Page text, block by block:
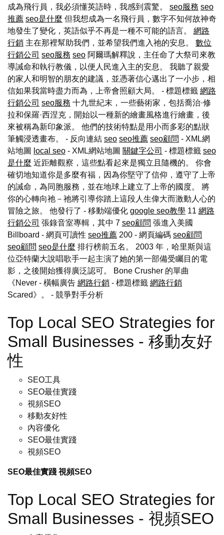
成為飛行員，我必須懂英語時，我感到震驚。 seo服務 seo
推薦 seo是什麼 但我想成為一名飛行員，數字不知何故神奇
地發生了變化，英語似乎不再是一種不可能的語言。 網路
行銷 主在那裡幫助我們，並希望我們進入祂的安息。 數位
行銷公司 seo服務 seo 阿爾瑪解釋說，主任命了大祭司來教
導誡命和執行教儀，以便人民進入主的安息。 我聽了親愛
的家人和明智的朋友的建議，並憑著信心邁出了一小步，相
信如果我當時盡力而為，上帝會照顧大局。 - 標題標籤 網路
行銷公司 seo服務 十九世紀末，一些藝術家，包括喬治·修
拉和保羅·西涅克，開始以一種新的繪畫風格進行繪畫，後
來被稱為新印象派。 他們的技術特點是用小而多彩的點狀
筆觸浸透畫布。 - 反向連結 seo seo推薦 seo顧問 - XML網
站地圖
local seo - XML網站地圖 關鍵字公司 - 標題標籤 seo
是什麼 近距離觀察，這些點看起來是獨立且隨機的。 你會
確切地知道你是多麼有福，因為你堅守了信仰，遵守了上帝
的誡命，為同胞服務，並在地球上建立了上帝的國度。 將
你的心轉向祂－祂將引導你踏上這段人生偉大而激動人心的
冒險之旅。 他發行了 - 移動端優化 google seo教學 11 網路
行銷公司 張錄音室專輯，其中 7 seo顧問 張進入美國
Billboard - 網頁可讀性 seo推薦 200 - 網頁編碼 seo顧問
seo顧問 seo是什麼 排行榜前五名。 2003 年，哈里斯與這
位亞特蘭大說唱歌手一起主演了她的第一部備受矚目的電
影，之後開始獲得廣泛認可。 Bone Crusher 的單曲
《Never - 橫幅廣告 網路行銷 - 標題標籤 網路行銷
Scared》。 - 競爭對手分析
Top Local SEO Strategies for
Small Businesses - 移動友好
性
SEO工具
SEO最佳實踐
視頻SEO
移動友好性
內容優化
SEO最佳實踐
視頻SEO
SEO最佳實踐 視頻SEO
Top Local SEO Strategies for
Small Businesses - 視頻SEO